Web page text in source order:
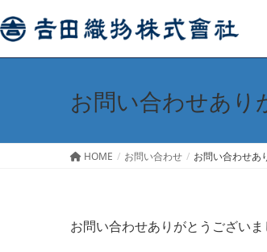
お問い合わせあり
HOME お問い合わせ お問い合わせあ
お問い合わせありがとうございま